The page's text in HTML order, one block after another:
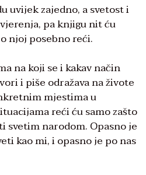
uvijek zajedno, a svetost i
pa knjigu nit ću
njoj posebno reći.
na koji se i kakav način
i piše odražava na živote
mjestima u
reći ću samo zašto
svetim narodom. Opasno je
kao mi, i opasno je po nas